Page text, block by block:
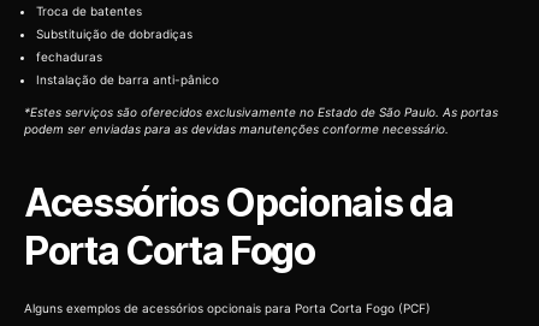
Troca de batentes
Substituição de dobradiças
fechaduras
Instalação de barra anti-pânico
*Estes serviços são oferecidos exclusivamente no Estado de São Paulo. As portas
podem ser enviadas para as devidas manutenções conforme necessário.
Acessórios Opcionais da
Porta Corta Fogo
Alguns exemplos de acessórios opcionais para Porta Corta Fogo (PCF)